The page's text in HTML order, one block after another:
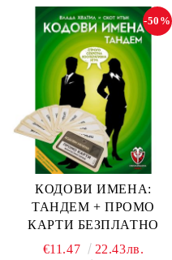
КОДОВИ ИМЕНА:
ТАНДЕМ + ПРОМО
КАРТИ БЕЗПЛАТНО
-50%
€11.47 22.43лв.